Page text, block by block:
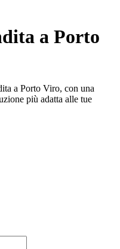
a Porto
a Porto Viro, con una
più adatta alle tue